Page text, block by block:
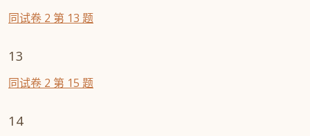
同试卷 2 第 13 题
13
同试卷 2 第 15 题
14